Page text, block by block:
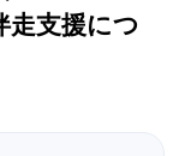
走支援につ